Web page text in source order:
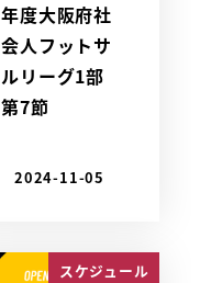
年度大阪府社
会人フットサ
ルリーグ1部
第7節
2024-11-05
スケジュール